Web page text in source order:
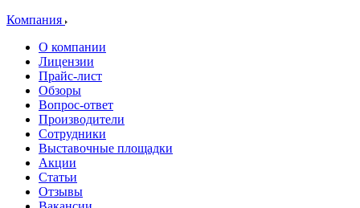
Компания
О компании
Лицензии
Прайс-лист
Обзоры
Вопрос-ответ
Производители
Сотрудники
Выставочные площадки
Акции
Статьи
Отзывы